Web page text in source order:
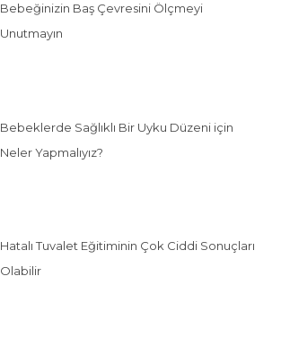
Bebeğinizin Baş Çevresini Ölçmeyi
Unutmayın
Bebeklerde Sağlıklı Bir Uyku Düzeni için
Neler Yapmalıyız?
Hatalı Tuvalet Eğitiminin Çok Ciddi Sonuçları
Olabilir